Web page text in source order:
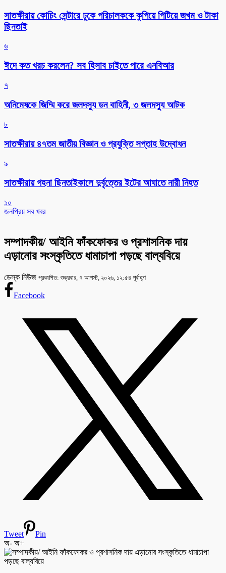
সাতক্ষীরায় কোচিং সেন্টারে ঢুকে পরিচালককে কুপিয়ে পিটিয়ে জখম ও টাকা
ছিনতাই
৬
ঈদে কত খরচ করলেন? সব হিসাব চাইতে পারে এনবিআর
৭
অনিমেষকে জিম্মি করে জলদস্যু ডন বাহিনী, ৩ জলদস্যু আটক
৮
সাতক্ষীরায় ৪৭তম জাতীয় বিজ্ঞান ও প্রযুক্তি সপ্তাহ উদ্বোধন
৯
সাতক্ষীরায় গহনা ছিনতাইকালে দুর্বৃত্তের ইটের আঘাতে নারী নিহত
১০
জনপ্রিয় সব খবর
সম্পাদকীয়/ আইনি ফাঁকফোকর ও প্রশাসনিক দায়
এড়ানোর সংস্কৃতিতে ধামাচাপা পড়ছে বাল্যবিয়ে
ডেস্ক নিউজ প্রকাশিত: শুক্রবার, ৭ আগস্ট, ২০২৬, ১২:৫৪ পূর্বাহ্ণ
Facebook
Tweet
Pin
অ- অ+